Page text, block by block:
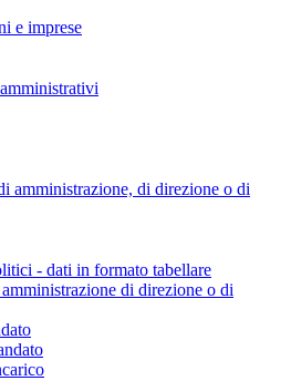
e imprese
amministrazione, di direzione o di
- dati in formato tabellare
di direzione o di